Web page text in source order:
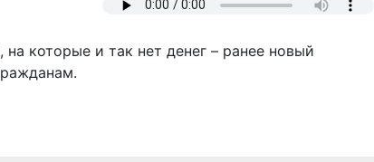
которые и так нет денег – ранее новый